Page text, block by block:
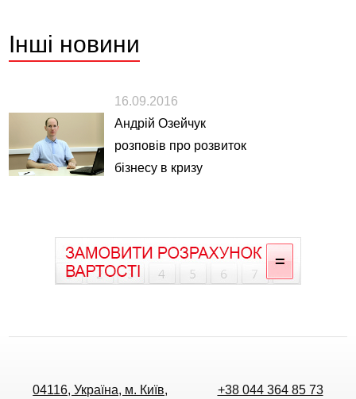
Інші новини
16.09.2016
Андрій Озейчук
розповів про розвиток
бізнесу в кризу
04116, Україна, м. Київ, +38 044 364 85 73